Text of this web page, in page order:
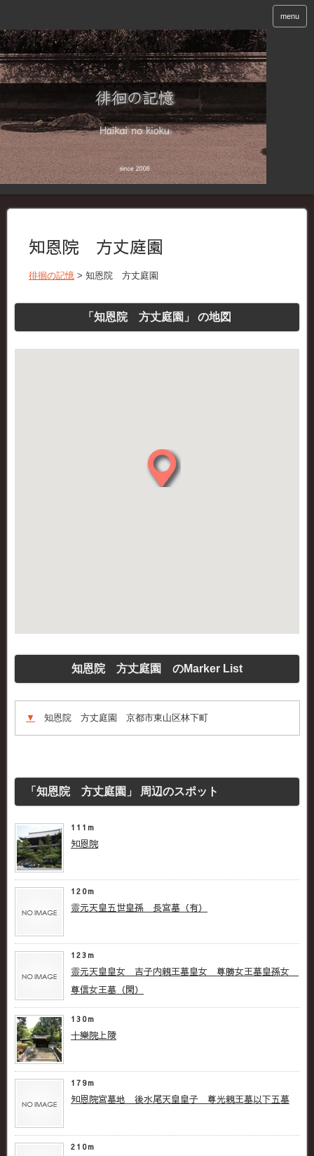
menu
知恩院 方丈庭園
徘徊の記憶 > 知恩院 方丈庭園
「知恩院 方丈庭園」 の地図
知恩院 方丈庭園 のMarker List
▼ 知恩院 方丈庭園 京都市東山区林下町
「知恩院 方丈庭園」 周辺のスポット
111m
知恩院
120m
靈元天皇五世皇孫 長宮墓（有）
123m
靈元天皇皇女 吉子内親王墓 皇女 尊勝女王墓 皇孫女
尊信女王墓（閑）
130m
十樂院上陵
179m
知恩院宮墓地 後水尾天皇皇子 尊光親王墓以下五墓
210m